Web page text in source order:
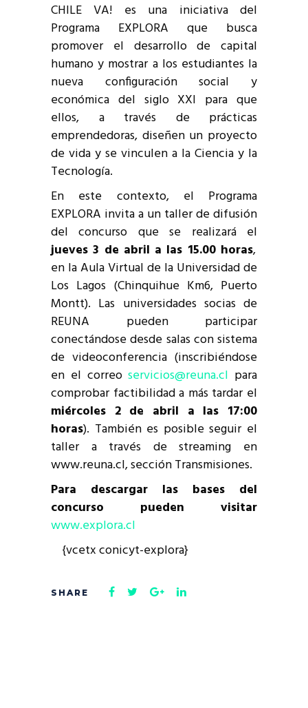
CHILE VA! es una iniciativa del
Programa EXPLORA que busca
promover el desarrollo de capital
humano y mostrar a los estudiantes la
nueva configuración social y
económica del siglo XXI para que
ellos, a través de prácticas
emprendedoras, diseñen un proyecto
de vida y se vinculen a la Ciencia y la
Tecnología.
En este contexto, el Programa
EXPLORA invita a un taller de difusión
del concurso que se realizará el
jueves 3 de abril a las 15.00 horas,
en la Aula Virtual de la Universidad de
Los Lagos (Chinquihue Km6, Puerto
Montt). Las universidades socias de
REUNA pueden participar
conectándose desde salas con sistema
de videoconferencia (inscribiéndose
en el correoservicios@reuna.cl para
comprobar factibilidad a más tardar el
miércoles 2 de abril a las 17:00
horas). También es posible seguir el
taller a través de streaming en
www.reuna.cl, sección Transmisiones.
Para descargar las bases del
concurso pueden visitar
www.explora.cl
{vcetx conicyt-explora}